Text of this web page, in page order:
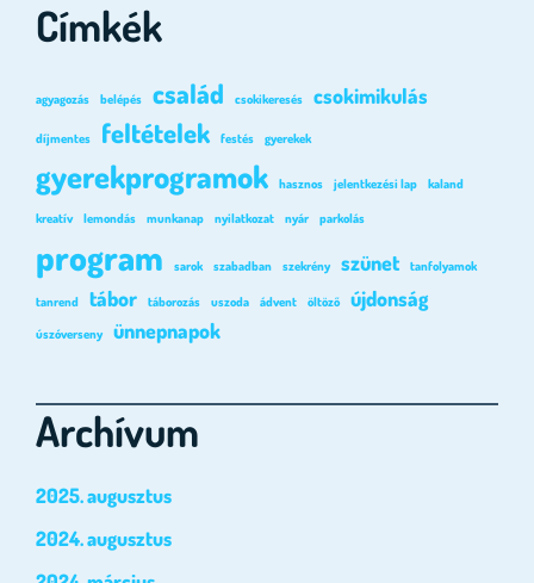
Címkék
agyagozás belépés család csokikeresés csokimikulás
díjmentes feltételek festés gyerekek
gyerekprogramok hasznos jelentkezési lap kaland
kreatív lemondás munkanap nyilatkozat nyár parkolás
program sarok szabadban szekrény szünet tanfolyamok
tanrend tábor táborozás uszoda ádvent öltöző újdonság
úszóverseny ünnepnapok
Archívum
2025. augusztus
2024. augusztus